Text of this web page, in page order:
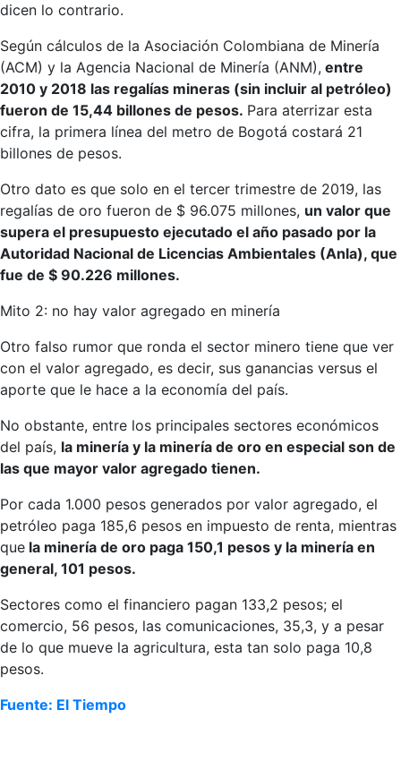
dicen lo contrario.
Según cálculos de la Asociación Colombiana de Minería
(ACM) y la Agencia Nacional de Minería (ANM), entre
2010 y 2018 las regalías mineras (sin incluir al petróleo)
fueron de 15,44 billones de pesos. Para aterrizar esta
cifra, la primera línea del metro de Bogotá costará 21
billones de pesos.
Otro dato es que solo en el tercer trimestre de 2019, las
regalías de oro fueron de $ 96.075 millones, un valor que
supera el presupuesto ejecutado el año pasado por la
Autoridad Nacional de Licencias Ambientales (Anla), que
fue de $ 90.226 millones.
Mito 2: no hay valor agregado en minería
Otro falso rumor que ronda el sector minero tiene que ver
con el valor agregado, es decir, sus ganancias versus el
aporte que le hace a la economía del país.
No obstante, entre los principales sectores económicos
del país, la minería y la minería de oro en especial son de
las que mayor valor agregado tienen.
Por cada 1.000 pesos generados por valor agregado, el
petróleo paga 185,6 pesos en impuesto de renta, mientras
que la minería de oro paga 150,1 pesos y la minería en
general, 101 pesos.
Sectores como el financiero pagan 133,2 pesos; el
comercio, 56 pesos, las comunicaciones, 35,3, y a pesar
de lo que mueve la agricultura, esta tan solo paga 10,8
pesos.
Fuente: El Tiempo